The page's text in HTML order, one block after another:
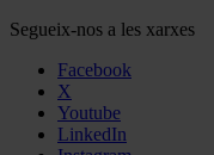
Segueix-nos a les xarxes
Facebook
X
Youtube
LinkedIn